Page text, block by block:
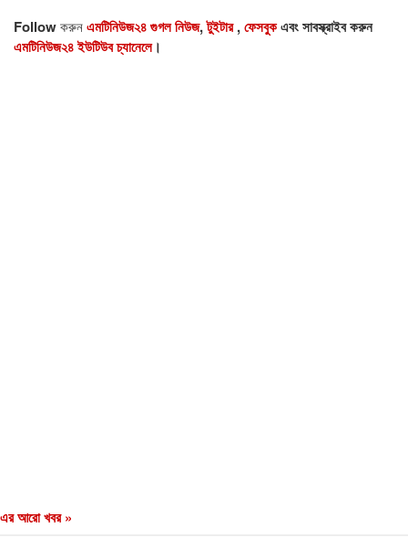
Followকরুনএমটিনিউজ২৪ গুগল নিউজ,টুইটার,ফেসবুকএবং সাবস্ক্রাইব করুন
এমটিনিউজ২৪ ইউটিউব চ্যানেলে।
এর আরো খবর »